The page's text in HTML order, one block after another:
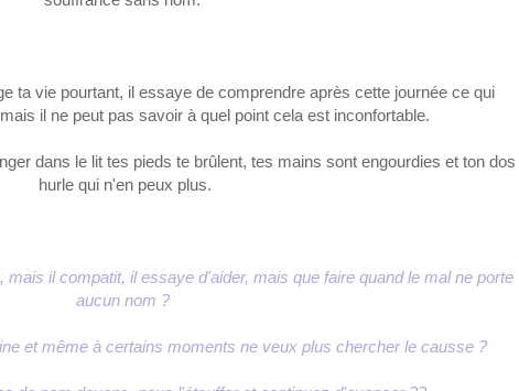
ta vie pourtant, il essaye de comprendre après cette journée ce qui
il ne peut pas savoir à quel point cela est inconfortable.
dans le lit tes pieds te brûlent, tes mains sont engourdies et ton dos
hurle qui n'en peux plus.
mais il compatit, ilessaye d'aider, mais que faire quand le mal ne porte
aucun nom ?
et même à certains moments ne veux plus chercher le causse ?